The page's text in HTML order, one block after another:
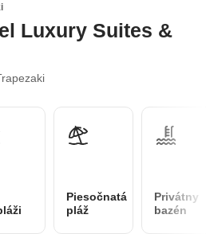
Luxury Suites &
Piesočnatá
pláž
Privátny
bazén